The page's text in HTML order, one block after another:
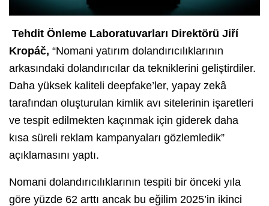
Tehdit Önleme Laboratuvarları Direktörü Jiří
Kropáč, “Nomani yatırım dolandırıcılıklarının
arkasındaki dolandırıcılar da tekniklerini geliştirdiler.
Daha yüksek kaliteli deepfake’ler, yapay zekâ
tarafından oluşturulan kimlik avı sitelerinin işaretleri
ve tespit edilmekten kaçınmak için giderek daha
kısa süreli reklam kampanyaları gözlemledik”
açıklamasını yaptı.
Nomani dolandırıcılıklarının tespiti bir önceki yıla
göre yüzde 62 arttı ancak bu eğilim 2025’in ikinci